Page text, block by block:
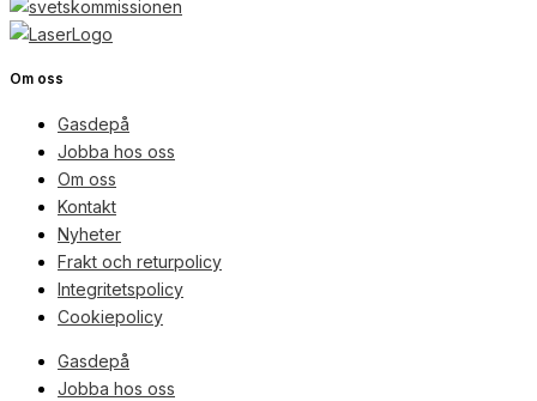
Om oss
Gasdepå
Jobba hos oss
Om oss
Kontakt
Nyheter
Frakt och returpolicy
Integritetspolicy
Cookiepolicy
Gasdepå
Jobba hos oss